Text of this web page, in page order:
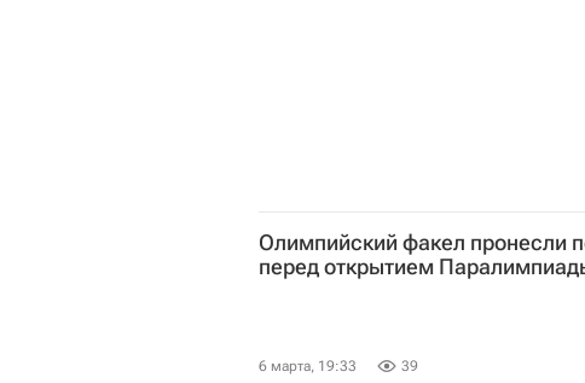
Олимпийский факел пронесли
перед открытием
6 марта, 19:33 39